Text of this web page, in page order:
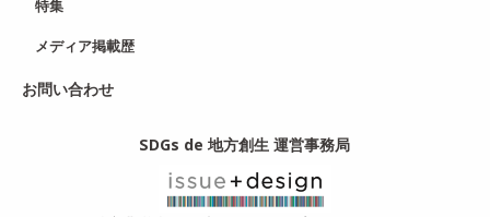
SDGs de 地方創生 運営事務局
特集
メディア掲載歴
お問い合わせ